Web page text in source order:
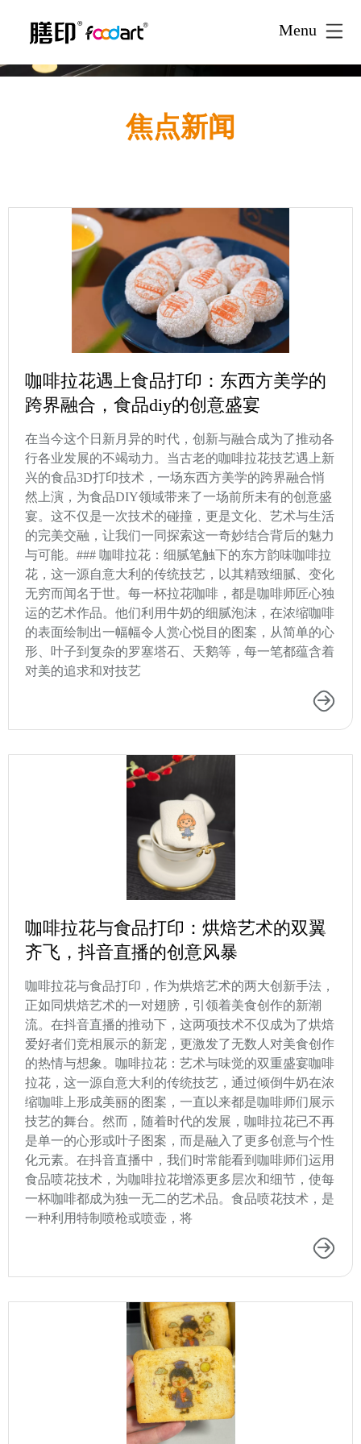
Menu
焦点新闻
咖啡拉花遇上食品打印：东西方美学的
跨界融合，食品diy的创意盛宴
在当今这个日新月异的时代，创新与融合成为了推动各
行各业发展的不竭动力。当古老的咖啡拉花技艺遇上新
兴的食品3D打印技术，一场东西方美学的跨界融合悄
然上演，为食品DIY领域带来了一场前所未有的创意盛
宴。这不仅是一次技术的碰撞，更是文化、艺术与生活
的完美交融，让我们一同探索这一奇妙结合背后的魅力
与可能。### 咖啡拉花：细腻笔触下的东方韵味咖啡拉
花，这一源自意大利的传统技艺，以其精致细腻、变化
无穷而闻名于世。每一杯拉花咖啡，都是咖啡师匠心独
运的艺术作品。他们利用牛奶的细腻泡沫，在浓缩咖啡
的表面绘制出一幅幅令人赏心悦目的图案，从简单的心
形、叶子到复杂的罗塞塔石、天鹅等，每一笔都蕴含着
对美的追求和对技艺
咖啡拉花与食品打印：烘焙艺术的双翼
齐飞，抖音直播的创意风暴
咖啡拉花与食品打印，作为烘焙艺术的两大创新手法，
正如同烘焙艺术的一对翅膀，引领着美食创作的新潮
流。在抖音直播的推动下，这两项技术不仅成为了烘焙
爱好者们竞相展示的新宠，更激发了无数人对美食创作
的热情与想象。咖啡拉花：艺术与味觉的双重盛宴咖啡
拉花，这一源自意大利的传统技艺，通过倾倒牛奶在浓
缩咖啡上形成美丽的图案，一直以来都是咖啡师们展示
技艺的舞台。然而，随着时代的发展，咖啡拉花已不再
是单一的心形或叶子图案，而是融入了更多创意与个性
化元素。在抖音直播中，我们时常能看到咖啡师们运用
食品喷花技术，为咖啡拉花增添更多层次和细节，使每
一杯咖啡都成为独一无二的艺术品。食品喷花技术，是
一种利用特制喷枪或喷壶，将